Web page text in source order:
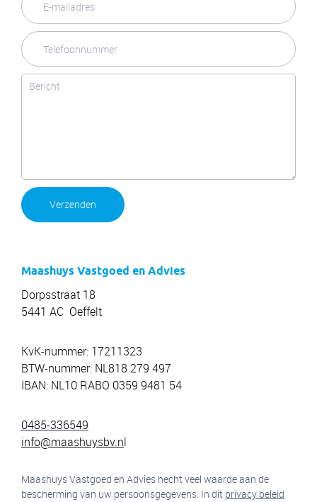
Verzenden
Maashuys Vastgoed en Advies
Dorpsstraat 18
5441 AC Oeffelt
KvK-nummer: 17211323
BTW-nummer: NL818 279 497
IBAN: NL10 RABO 0359 9481 54
0485-336549
info@maashuysbv.nl
Maashuys Vastgoed en Advies hecht veel waarde aan de
bescherming van uw persoonsgegevens. In dit privacy beleid